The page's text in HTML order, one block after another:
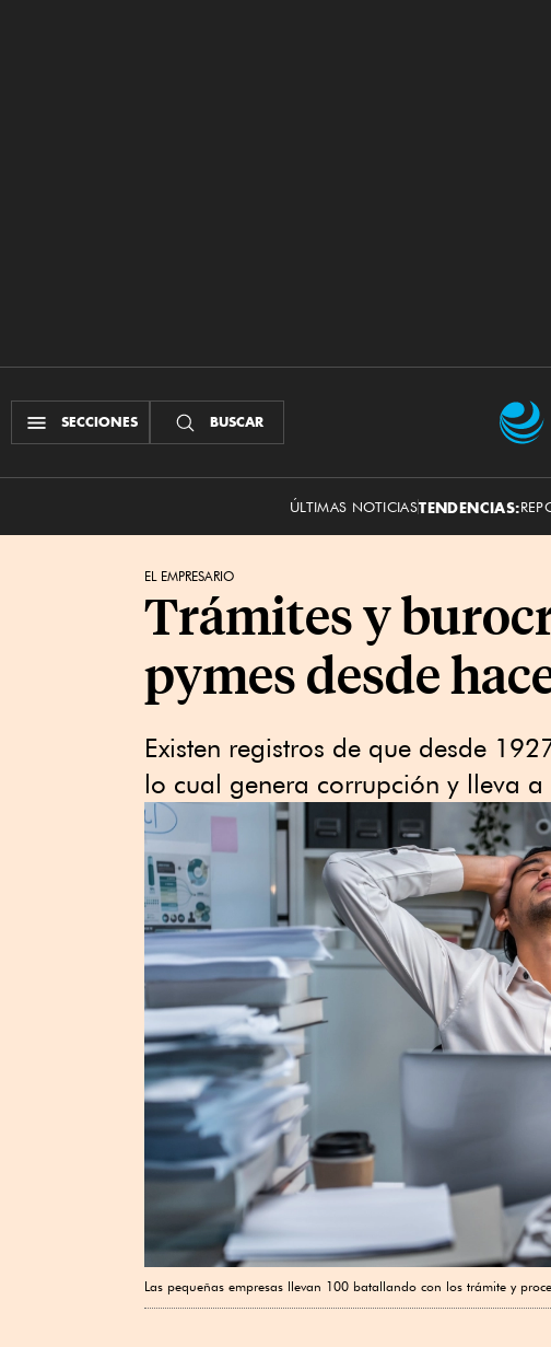
SECCIONES BUSCAR
ÚLTIMAS NOTICIASTENDENCIAS:
EL EMPRESARIO
Trámites y
pymes desde
Existen registros de que desde
lo cual genera corrupción y lleva a
Las pequeñas empresas llevan 100 batallando con los trámite y